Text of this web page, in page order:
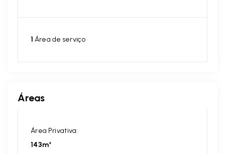
1 Área de serviço
Áreas
Área Privativa:
143m²